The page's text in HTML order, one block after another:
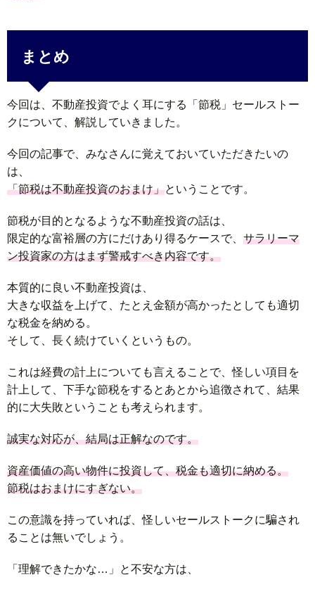
まとめ
今回は、不動産投資でよく耳にする「節税」セールストー
クについて、解説していきました。
今回の記事で、みなさんに覚えておいていただきたいの
は、
「節税は不動産投資のおまけ」ということです。
節税が目的となるような不動産投資の話は、
限定的な富裕層の方にだけあり得るケースで、 サラリーマ
ン投資家の方はまず警戒すべき内容です。
本質的に良い不動産投資は、
大きな収益を上げて、たとえ金額が高かったとしても適切
な税金を納める。
そして、長く続けていくというもの。
これは経費の計上についても言えることで、怪しい項目を
計上して、下手な節税をするとあとから追徴されて、結果
的に大失敗ということも考えられます。
誠実な対応が、結局は正解なのです。
資産価値の高い物件に投資して、税金も適切に納める。
節税はおまけにすぎない。
この意識を持っていれば、怪しいセールストークに騙され
ることは無いでしょう。
「理解できたかな…」と不安な方は、